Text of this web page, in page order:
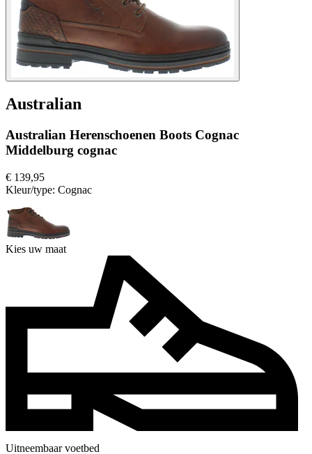
Australian
Australian Herenschoenen Boots Cognac
Middelburg cognac
€ 139,95
Kleur/type: Cognac
Kies uw maat
Uitneembaar voetbed